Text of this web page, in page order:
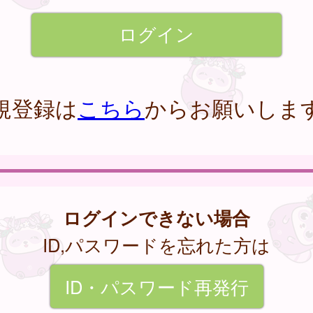
登録はこちらからお願いしま
ログインできない場合
ID,パスワードを忘れた方は
ID・パスワード再発行